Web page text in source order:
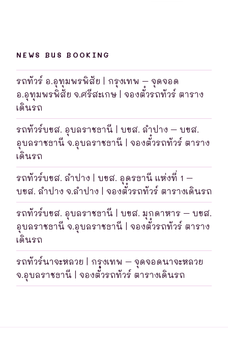
NEWS BUS BOOKING
รถทัวร์ อ.อุทุมพรพิสัย | กรุงเทพ – จุดจอด
อ.อุทุมพรพิสัย จ.ศรีสะเกษ | จองตั๋วรถทัวร์ ตาราง
เดินรถ
รถทัวร์บขส. อุบลราชธานี | บขส. ลำปาง – บขส.
อุบลราชธานี จ.อุบลราชธานี | จองตั๋วรถทัวร์ ตาราง
เดินรถ
รถทัวร์บขส. ลำปาง | บขส. อุดรธานี แห่งที่ 1 –
บขส. ลำปาง จ.ลำปาง | จองตั๋วรถทัวร์ ตารางเดินรถ
รถทัวร์บขส. อุบลราชธานี | บขส. มุกดาหาร – บขส.
อุบลราชธานี จ.อุบลราชธานี | จองตั๋วรถทัวร์ ตาราง
เดินรถ
รถทัวร์นาจะหลวย | กรุงเทพ – จุดจอดนาจะหลวย
จ.อุบลราชธานี | จองตั๋วรถทัวร์ ตารางเดินรถ